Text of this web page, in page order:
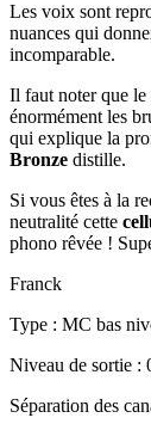
Les voix sont
nuances qui
incomparable.
Il faut noter que
énormément les
qui explique la
Bronze distille.
Si vous êtes à la
neutralité cette
phono rêvée !
Franck
Type : MC bas
Niveau de sortie :
Séparation des